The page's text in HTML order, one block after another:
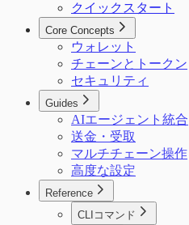
クイックスタート
Core Concepts
ウォレット
チェーンとトークン
セキュリティ
Guides
AIエージェント統合
送金・受取
マルチチェーン操作
高度な設定
Reference
CLIコマンド